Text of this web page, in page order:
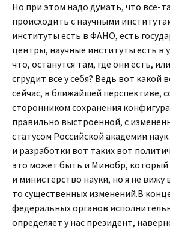
Но при этом надо думать, что все-
происходить с научными
институты есть в ФАНО, есть
центры, научные институты есть в
что, останутся там, где они есть,
сгрудит все у себя? Ведь вот какой
сейчас, в ближайшей перспективе,
сторонником сохранения
правильно выстроенной, с
статусом Российской академии
и разработки вот таких вот
это может быть и Минобр, который
и министерство науки, но я не вижу
то существенных изменений.В
федеральных органов
определяет у нас президент,